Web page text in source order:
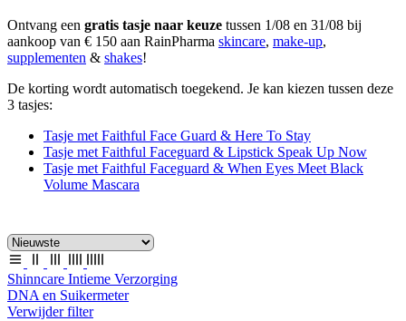
Ontvang een gratis tasje naar keuze tussen 1/08 en 31/08 bij
aankoop van € 150 aan RainPharma skincare, make-up,
supplementen & shakes!
De korting wordt automatisch toegekend. Je kan kiezen tussen deze
3 tasjes:
Tasje met Faithful Face Guard & Here To Stay
Tasje met Faithful Faceguard & Lipstick Speak Up Now
Tasje met Faithful Faceguard & When Eyes Meet Black
Volume Mascara
Shinncare Intieme Verzorging
DNA en Suikermeter
Verwijder filter